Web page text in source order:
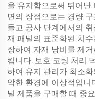
을 유지함으로써 뛰어난
면의 장점으로는 경량
들고 공사 단계에서의
재 패널의 표준화된 치
장하여 자재 낭비를 제
킵니다. 보호 코팅 처리
하여 유지 관리가 최소
악한 환경에 이상적입니
널 제품을 구매할 때 중